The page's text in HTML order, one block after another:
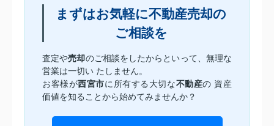
まずはお気軽に不動産売却の
ご相談を
査定や売却のご相談をしたからといって、無理な
営業は一切い たしません。
お客様が西宮市に所有する大切な不動産の 資産
価値を知ることから始めてみませんか？